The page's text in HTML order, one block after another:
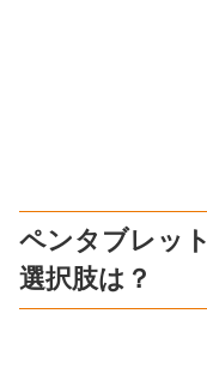
ペンタブレッ
選択肢は？